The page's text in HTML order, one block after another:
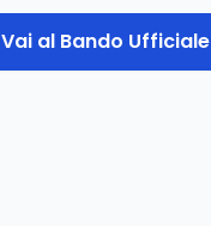
Vai al Bando Ufficiale